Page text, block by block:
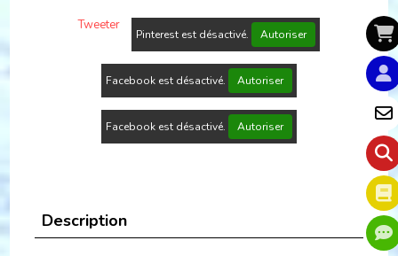
Tweeter
Pinterest est désactivé. Autoriser
Facebook est désactivé. Autoriser
Facebook est désactivé. Autoriser
Description